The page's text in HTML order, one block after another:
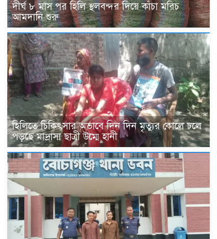
দীর্ঘ ৮ মাস পর হিলি স্থলবন্দর দিয়ে কাঁচা মরিচ
আমদানি শুরু
হিলিতে চিকিৎসার অভাবে দিন দিন মৃত্যুর কোলে ঢলে
পড়ছে মাদ্রাসা ছাত্রী উম্মে হানী